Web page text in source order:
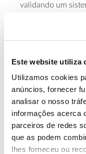
Este website utiliza
Utilizamos cookies
anúncios, fornecer
analisar o nosso
informações acerca
parceiros de redes
que as podem
lhes forneceu ou
validando um
fungos contidos
forma de tubo;
– Fornecer
ao solo de forma a
– Valorizar
mediante a sua
– Apresentar a
florestais
– Desenvolver
negócios para os